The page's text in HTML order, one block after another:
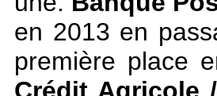
en 2013 en
première place